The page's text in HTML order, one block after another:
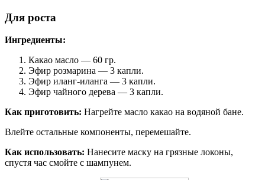
Для роста
Ингредиенты:
Какао масло — 60 гр.
Эфир розмарина — 3 капли.
Эфир иланг-иланга — 3 капли.
Эфир чайного дерева — 3 капли.
Как приготовить: Нагрейте масло какао на водяной бане.
Влейте остальные компоненты, перемешайте.
Как использовать: Нанесите маску на грязные локоны,
спустя час смойте с шампунем.